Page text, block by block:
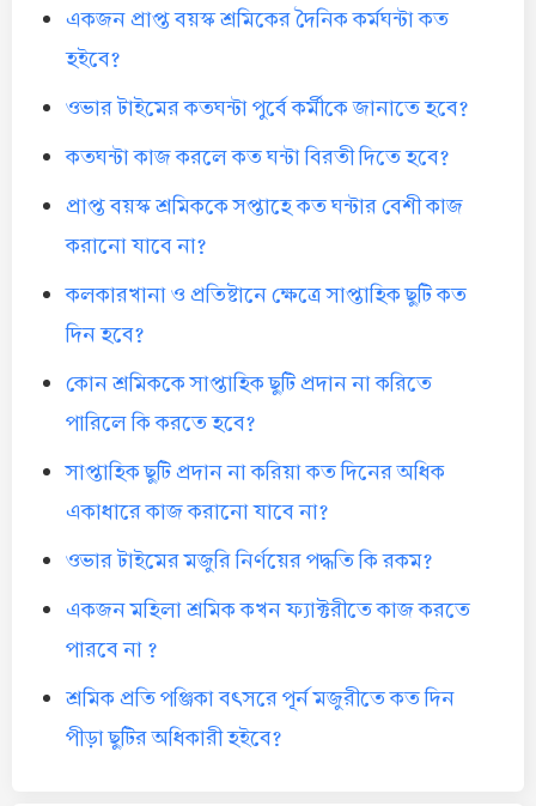
একজন প্রাপ্ত বয়স্ক শ্রমিকের দৈনিক কর্মঘন্টা কত
হইবে?
ওভার টাইমের কতঘন্টা পুর্বে কর্মীকে জানাতে হবে?
কতঘন্টা কাজ করলে কত ঘন্টা বিরতী দিতে হবে?
প্রাপ্ত বয়স্ক শ্রমিককে সপ্তাহে কত ঘন্টার বেশী কাজ
করানো যাবে না?
কলকারখানা ও প্রতিষ্টানে ক্ষেত্রে সাপ্তাহিক ছুটি কত
দিন হবে?
কোন শ্রমিককে সাপ্তাহিক ছুটি প্রদান না করিতে
পারিলে কি করতে হবে?
সাপ্তাহিক ছুটি প্রদান না করিয়া কত দিনের অধিক
একাধারে কাজ করানো যাবে না?
ওভার টাইমের মজুরি নির্ণয়ের পদ্ধতি কি রকম?
একজন মহিলা শ্রমিক কখন ফ্যাক্টরীতে কাজ করতে
পারবে না ?
শ্রমিক প্রতি পঞ্জিকা বৎসরে পূর্ন মজুরীতে কত দিন
পীড়া ছুটির অধিকারী হইবে?